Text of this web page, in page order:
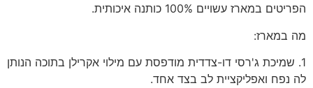
הפריטים במארז עשויים 100% כותנה איכותית.
מה במארז:
1. שמיכת ג'רסי דו-צדדית מודפסת עם מילוי אקרילן בתוכה הנותן
לה נפח ואפליקציית לב בצד אחד.